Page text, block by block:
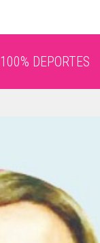
100% DEPORTES